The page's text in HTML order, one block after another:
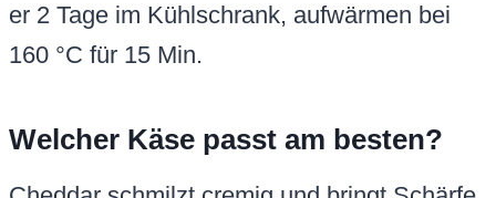
er 2 Tage im Kühlschrank, aufwärmen bei
160 °C für 15 Min.
Welcher Käse passt am besten?